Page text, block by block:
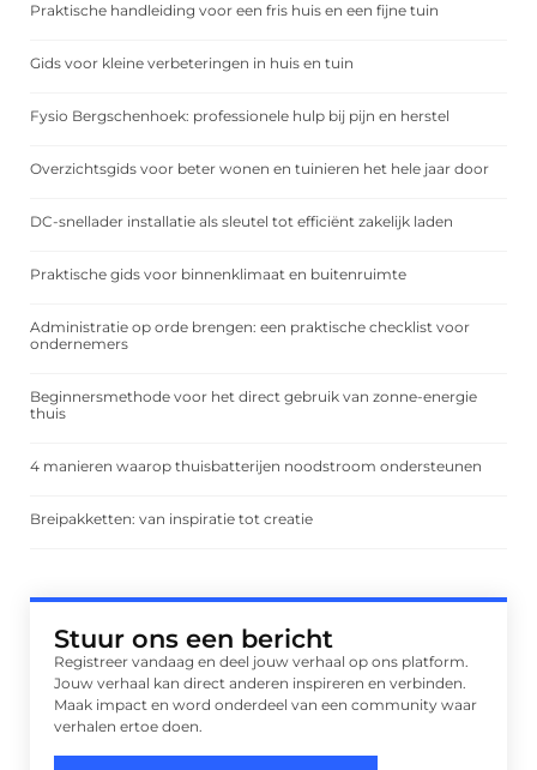
Praktische handleiding voor een fris huis en een fijne tuin
Gids voor kleine verbeteringen in huis en tuin
Fysio Bergschenhoek: professionele hulp bij pijn en herstel
Overzichtsgids voor beter wonen en tuinieren het hele jaar door
DC-snellader installatie als sleutel tot efficiënt zakelijk laden
Praktische gids voor binnenklimaat en buitenruimte
Administratie op orde brengen: een praktische checklist voor
ondernemers
Beginnersmethode voor het direct gebruik van zonne-energie
thuis
4 manieren waarop thuisbatterijen noodstroom ondersteunen
Breipakketten: van inspiratie tot creatie
Stuur ons een bericht
Registreer vandaag en deel jouw verhaal op ons platform.
Jouw verhaal kan direct anderen inspireren en verbinden.
Maak impact en word onderdeel van een community waar
verhalen ertoe doen.